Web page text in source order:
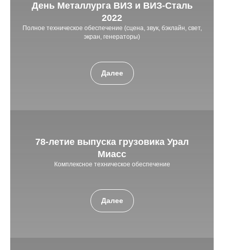
День Металлурга ВИЗ и ВИЗ-Сталь
2022
Полное техническое обеспечение (сцена, звук, бэклайн, свет,
экран, генераторы)
Далее
78-летие выпуска грузовика Урал
Миасс
Комплексное техническое обеспечение
Далее